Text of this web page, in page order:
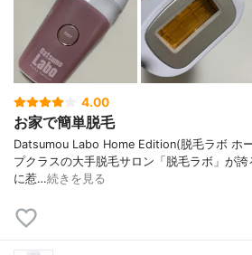
4.00
お家で簡単脱毛
Datsumou Labo Home Edition(脱毛ラボ ホ
プクラスの大手脱毛サロン「脱毛ラボ」が
に惹…続きを見る